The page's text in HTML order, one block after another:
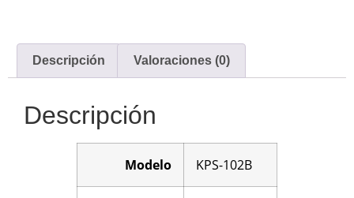
Descripción Valoraciones (0)
Descripción
Modelo KPS-102B